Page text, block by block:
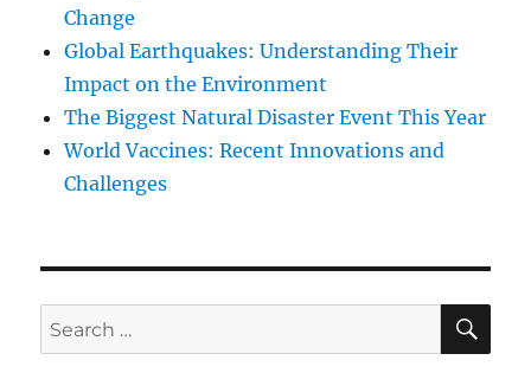
Change
Global Earthquakes: Understanding Their
Impact on the Environment
The Biggest Natural Disaster Event This Year
World Vaccines: Recent Innovations and
Challenges
Search
for: